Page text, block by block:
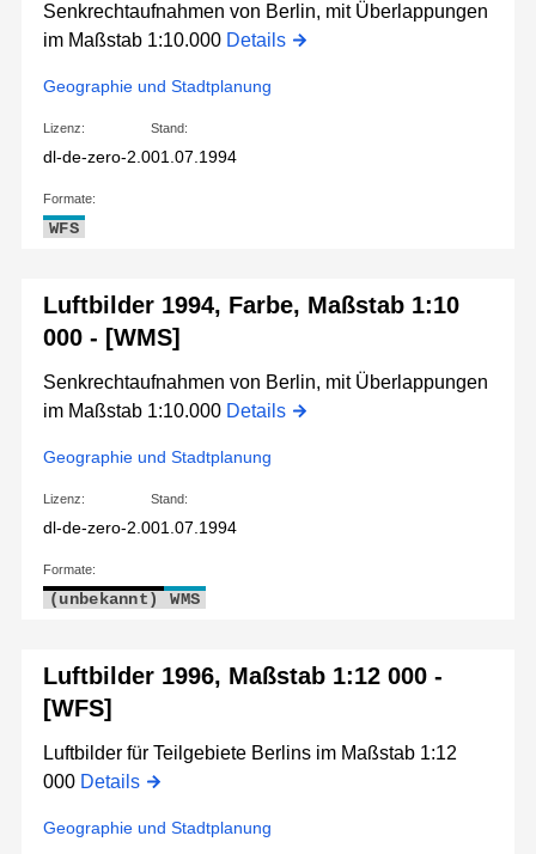
Senkrechtaufnahmen von Berlin, mit Überlappungen
im Maßstab 1:10.000 Details
Geographie und Stadtplanung
Lizenz:
dl-de-zero-2.0
Stand:
01.07.1994
Formate:
WFS
Luftbilder 1994, Farbe, Maßstab 1:10
000 - [WMS]
Senkrechtaufnahmen von Berlin, mit Überlappungen
im Maßstab 1:10.000 Details
Geographie und Stadtplanung
Lizenz:
dl-de-zero-2.0
Stand:
01.07.1994
Formate:
(unbekannt) WMS
Luftbilder 1996, Maßstab 1:12 000 -
[WFS]
Luftbilder für Teilgebiete Berlins im Maßstab 1:12
000 Details
Geographie und Stadtplanung